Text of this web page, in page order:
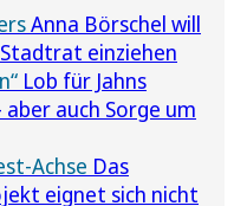
Anna Börschel will
einziehen
Lob für Jahns
auch Sorge um
Achse Das
eignet sich nicht